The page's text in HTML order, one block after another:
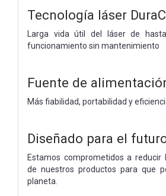
Tecnología láser
Larga vida útil del láser de
funcionamiento sin mantenimiento
Fuente de
Más fiabilidad, portabilidad y
Diseñado para el
Estamos comprometidos a reducir
de nuestros productos para que
planeta.